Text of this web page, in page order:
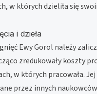
w których dzieliła się
i dzieła
Ewy Gorol należy
zredukowały koszty
w których pracowała.
przez innych